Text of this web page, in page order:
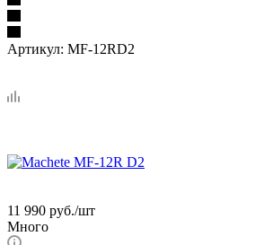
Артикул: MF-12RD2
11 990 руб./шт
Много